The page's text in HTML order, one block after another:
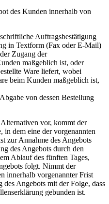
des Kunden innerhalb von
Auftragsbestätigung
in Textform (Fax oder E-Mail)
Zugang der
maßgeblich ist, oder
Ware liefert, wobei
beim Kunden maßgeblich ist,
von dessen Bestellung
vor, kommt der
in dem eine der vorgenannten
zur Annahme des Angebots
des Angebots durch den
Ablauf des fünften Tages,
folgt. Nimmt der
innerhalb vorgenannter Frist
Angebots mit der Folge, dass
gebunden ist.